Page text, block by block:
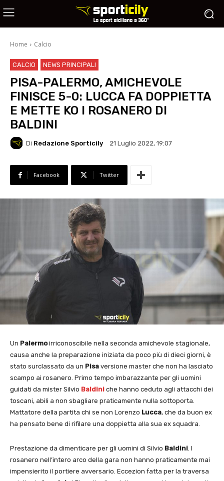
Home Calcio
CALCIO NEWS PRINCIPALI
PISA-PALERMO, AMICHEVOLE
FINISCE 5-0: LUCCA FA DOPPIETTA
E METTE KO I ROSANERO DI
BALDINI
Di Redazione Sporticily 21 Luglio 2022, 19:07
Facebook Twitter
Un Palermoirriconoscibile nella seconda amichevole stagionale,
causa anche la preparazione iniziata da poco più di dieci giorni, è
stato surclassato da un Pisa versione master che non ha lasciato
scampo ai rosanero. Primo tempo imbarazzante per gli uomini
guidati da mister Silvio Baldini che hanno ceduto agli attacchi dei
toscani, abili a non sbagliare praticamente nulla sottoporta.
Mattatore della partita chi se non Lorenzo Lucca, che da buon ex
ha pensato bene di rifilare una doppietta alla sua ex squadra.
Prestazione da dimenticare per gli uomini di Silvio Baldini. I
rosanero nell’intero arco della gara non hanno praticamente mai
impensierito il portiere avversario. Eccezion fatta per la traversa